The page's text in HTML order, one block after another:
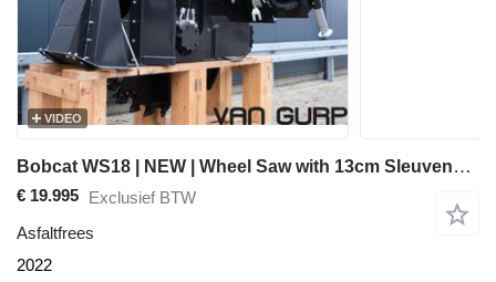
VIDEO
Bobcat WS18 | NEW | Wheel Saw with 13cm Sleuvengraver
€ 19.995 Exclusief BTW
Asfaltfrees
2022